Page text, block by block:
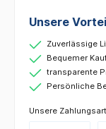
Unsere
Zuverlässige
Bequemer
transparente
Persönliche
Unsere